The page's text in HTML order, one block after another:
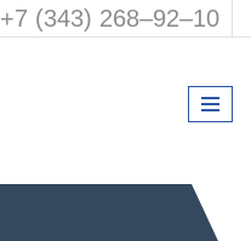
+7 (343) 268‒92‒10